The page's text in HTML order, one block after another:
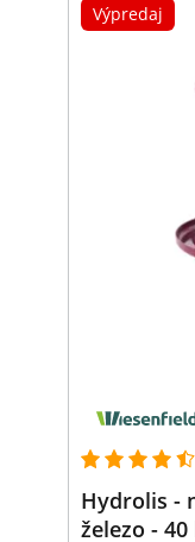
Výpredaj
Hydrolis -
železo -